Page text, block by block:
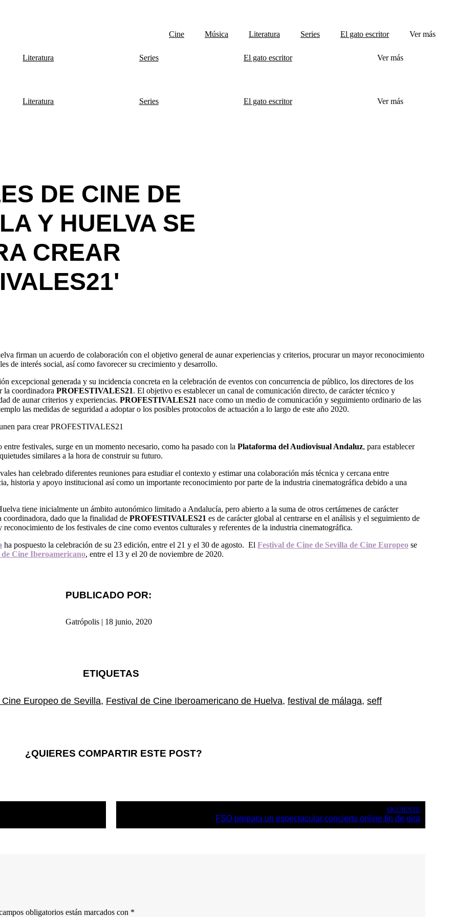
Cine Música Literatura Series El gato escritor Ver más
Literatura Series El gato escritor
Ver más
Literatura Series El gato escritor Ver más
DE CINE DE
Y HUELVA SE
CREAR
firman un acuerdo de colaboración con el objetivo general de aunar experiencias y criterios, procurar un mayor reconocimiento
de interés social, así como favorecer su crecimiento y desarrollo.
excepcional generada y su incidencia concreta en la celebración de eventos con concurrencia de público, los directores de los
la coordinadora PROFESTIVALES21. El objetivo es establecer un canal de comunicación directo, de carácter técnico y
de aunar criterios y experiencias. PROFESTIVALES21 nace como un medio de comunicación y seguimiento ordinario de las
las medidas de seguridad a adoptar o los posibles protocolos de actuación a lo largo de este año 2020.
festivales, surge en un momento necesario, como ha pasado con la Plataforma del Audiovisual Andaluz, para establecer
similares a la hora de construir su futuro.
han celebrado diferentes reuniones para estudiar el contexto y estimar una colaboración más técnica y cercana entre
historia y apoyo institucional así como un importante reconocimiento por parte de la industria cinematográfica debido a una
tiene inicialmente un ámbito autonómico limitado a Andalucía, pero abierto a la suma de otros certámenes de carácter
coordinadora, dado que la finalidad de PROFESTIVALES21 es de carácter global al centrarse en el análisis y el seguimiento de
de los festivales de cine como eventos culturales y referentes de la industria cinematográfica.
ha pospuesto la celebración de su 23 edición, entre el 21 y el 30 de agosto. El Festival de Cine de Sevilla de Cine Europeo se
Cine Iberoamericano, entre el 13 y el 20 de noviembre de 2020.
PUBLICADO POR:
Gatrópolis | 18 junio, 2020
ETIQUETAS
Europeo de Sevilla, Festival de Cine Iberoamericano de Huelva, festival de málaga, seff
¿QUIERES COMPARTIR ESTE POST?
SIGUIENTE
FSO prepara un espectacular concierto online fin de gira
obligatorios están marcados con *